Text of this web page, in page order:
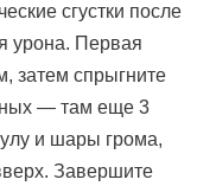
сгустки после
урона. Первая
затем спрыгните
— там еще 3
и шары грома,
Завершите